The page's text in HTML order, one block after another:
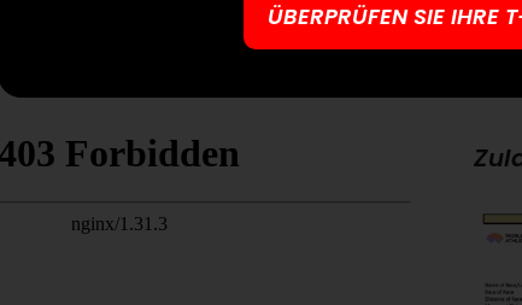
ÜBERPRÜFEN SIE IHRE